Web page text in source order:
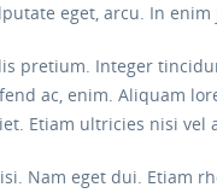
eget, arcu. In
pretium. Integer
ac, enim. Aliquam
Etiam ultricies nisi vel
Nam eget dui. Etiam